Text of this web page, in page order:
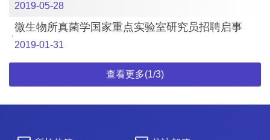
2019-05-28
微生物所真菌学国家重点实验室研究员招聘启事
2019-01-31
查看更多(1/3)